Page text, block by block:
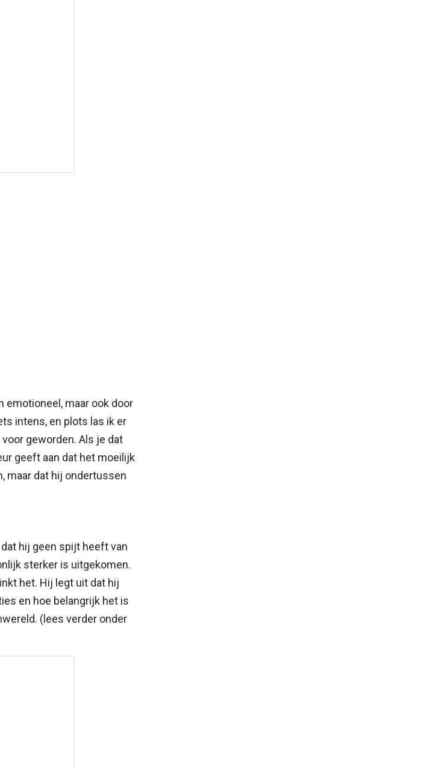
emotioneel, maar ook door
intens, en plots las ik er
geworden. Als je dat
geeft aan dat het moeilijk
maar dat hij ondertussen
hij geen spijt heeft van
sterker is uitgekomen.
het. Hij legt uit dat hij
en hoe belangrijk het is
(lees verder onder